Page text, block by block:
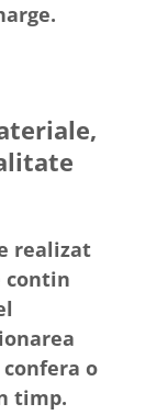
realizat
contin
o
timp.